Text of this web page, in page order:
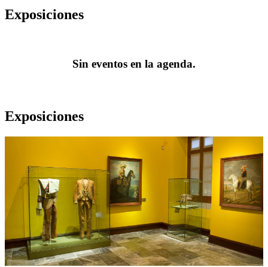
Exposiciones
Sin eventos en la agenda.
Exposiciones